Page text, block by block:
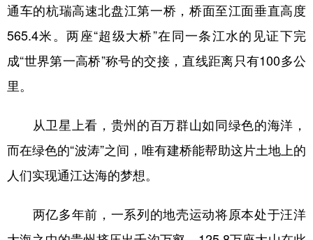
通车的杭瑞高速北盘江第一桥，桥面至江面垂直高度
565.4米。两座“超级大桥”在同一条江水的见证下完
成“世界第一高桥”称号的交接，直线距离只有100多公
里。
从卫星上看，贵州的百万群山如同绿色的海洋，
而在绿色的“波涛”之间，唯有建桥能帮助这片土地上的
人们实现通江达海的梦想。
两亿多年前，一系列的地壳运动将原本处于汪洋